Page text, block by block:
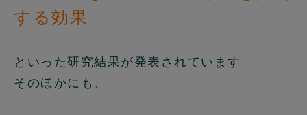
する効果
といった研究結果が発表されています。
そのほかにも、